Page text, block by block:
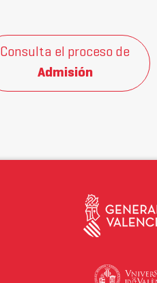
Consulta el proceso de
Admisión